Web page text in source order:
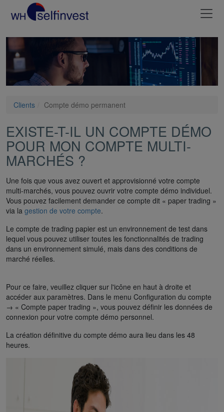
Clients Compte démo permanent
EXISTE-T-IL UN COMPTE DÉMO
POUR MON COMPTE MULTI-
MARCHÉS ?
Une fois que vous avez ouvert et approvisionné votre compte
multi-marchés, vous pouvez ouvrir votre compte démo individuel.
Vous pouvez facilement demander ce compte dit « paper trading »
via la gestion de votre compte.
Le compte de trading papier est un environnement de test dans
lequel vous pouvez utiliser toutes les fonctionnalités de trading
dans un environnement simulé, mais dans des conditions de
marché réelles.
Pour ce faire, veuillez cliquer sur l'icône en haut à droite et
accéder aux paramètres. Dans le menu Configuration du compte
→ « Compte paper trading », vous pouvez définir les données de
connexion pour votre compte démo personnel.
La création définitive du compte démo aura lieu dans les 48
heures.